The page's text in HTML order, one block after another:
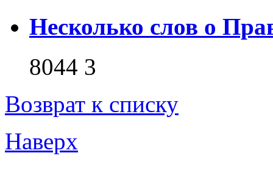
Несколько слов о
8044 3
Возврат к списку
Наверх